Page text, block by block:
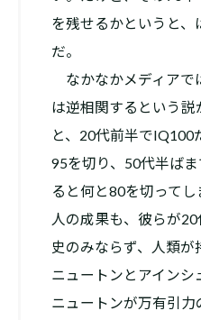
を残せるかというと
だ。
なかなかメディアで
は逆相関するという
と、20代前半で
95を切り、50代半ば
ると何と80を切って
人の成果も、彼らが
史のみならず、人類
ニュートンとアインシ
ニュートンが万有引力